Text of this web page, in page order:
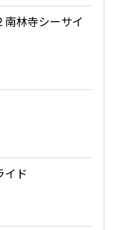
林寺シーサイ
イド